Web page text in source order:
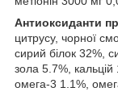
Антиоксиданти
цитрусу, чорної
сирий білок 32%,
зола 5.7%,
омега-3 1.1%,